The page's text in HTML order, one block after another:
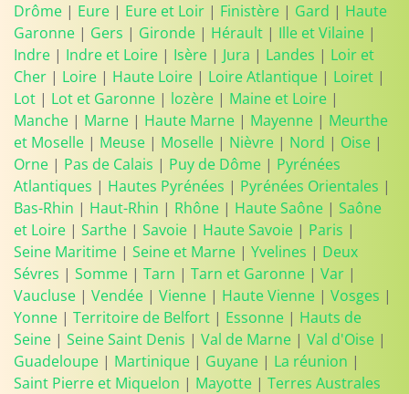
Drôme | Eure | Eure et Loir | Finistère | Gard | Haute
Garonne | Gers | Gironde | Hérault | Ille et Vilaine |
Indre | Indre et Loire | Isère | Jura | Landes | Loir et
Cher | Loire | Haute Loire | Loire Atlantique | Loiret |
Lot | Lot et Garonne | lozère | Maine et Loire |
Manche | Marne | Haute Marne | Mayenne | Meurthe
et Moselle | Meuse | Moselle | Nièvre | Nord | Oise |
Orne | Pas de Calais | Puy de Dôme | Pyrénées
Atlantiques | Hautes Pyrénées | Pyrénées Orientales |
Bas-Rhin | Haut-Rhin | Rhône | Haute Saône | Saône
et Loire | Sarthe | Savoie | Haute Savoie | Paris |
Seine Maritime | Seine et Marne | Yvelines | Deux
Sévres | Somme | Tarn | Tarn et Garonne | Var |
Vaucluse | Vendée | Vienne | Haute Vienne | Vosges |
Yonne | Territoire de Belfort | Essonne | Hauts de
Seine | Seine Saint Denis | Val de Marne | Val d'Oise |
Guadeloupe | Martinique | Guyane | La réunion |
Saint Pierre et Miquelon | Mayotte | Terres Australes